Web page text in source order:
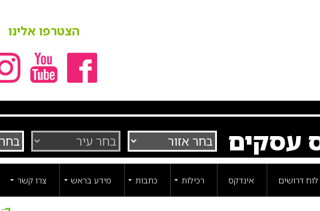
הצטרפו אלינו
עסקים
לוח דרושים אינדקס רכילות כתבות מידע בראש צרו קשר